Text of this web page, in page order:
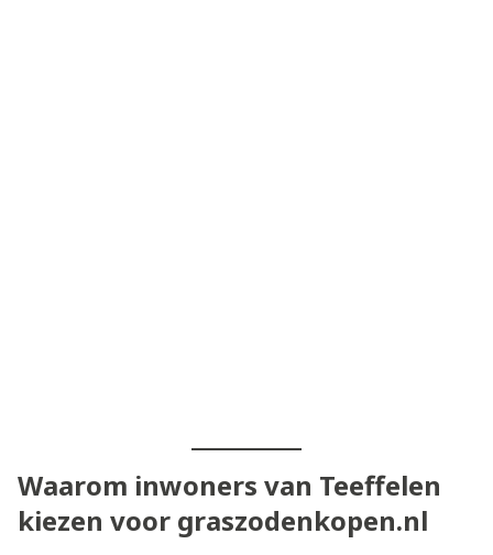
Waarom inwoners van Teeffelen
kiezen voor graszodenkopen.nl